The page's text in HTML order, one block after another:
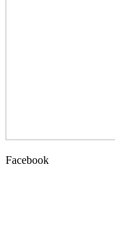
Facebook